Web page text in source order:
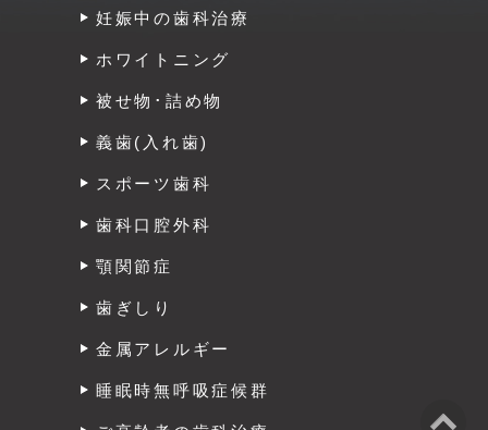
妊娠中の歯科治療
ホワイトニング
被せ物･詰め物
義歯(入れ歯)
スポーツ歯科
歯科口腔外科
顎関節症
歯ぎしり
金属アレルギー
睡眠時無呼吸症候群